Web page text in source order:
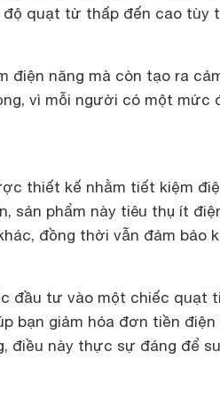
quạt từ thấp đến cao tùy
điện năng mà còn tạo ra
vì mỗi người có một mức
thiết kế nhằm tiết kiệm
sản phẩm này tiêu thụ ít
đồng thời vẫn đảm bảo
đầu tư vào một chiếc quạt
bạn giảm hóa đơn tiền
điều này thực sự đáng để